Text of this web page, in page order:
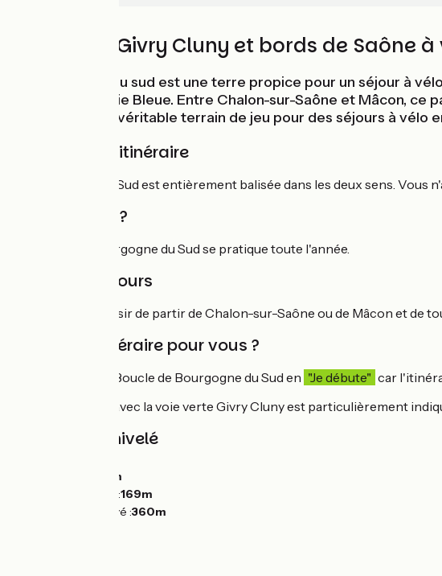
Voie verte Givry Cluny et bords de Saône à
La Bourgogne du sud est une terre propice pour un séjour à
retour par la Voie Bleue. Entre Chalon-sur-Saône et Mâcon,
d'exception. Un véritable terrain de jeu pour des séjours à
Balisage de l'itinéraire
La Bourgogne du Sud est entièrement balisée dans les deux sens.
Quand partir ?
La Boucle de Bourgogne du Sud se pratique toute l'année.
Sens du parcours
Vous pouvez choisir de partir de Chalon-sur-Saône ou de Mâcon et
Est-ce un itinéraire pour vous ?
Nous classons la Boucle de Bourgogne du Sud en "Je débute" car
La section ouest avec la voie verte Givry Cluny est particulièrement
Pentes et dénivelé
331m
Point le plus bas :169m
Point le plus élevé :360m